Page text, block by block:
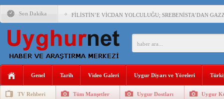
Son Dakika FİLİSTİN’E VİCDAN YOLCULUĞU; SREBENİSTA’DAN
ÇİN’İN “GÜVENLİK”SÖYLEMİ İLE DOĞU TÜRKİSTAN’DA
PAKİSTAN,AFGANİSTAN’DA YAŞAYAN UYGURLARA
Genel Tarih Video Galeri Uygur Diyarı ve Yöreleri
TV Rehberi Tüm Manşetler Uygur Dostları Uygur